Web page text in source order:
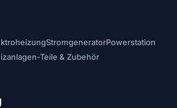
StromgeneratorPowerstation
Teile & Zubehör